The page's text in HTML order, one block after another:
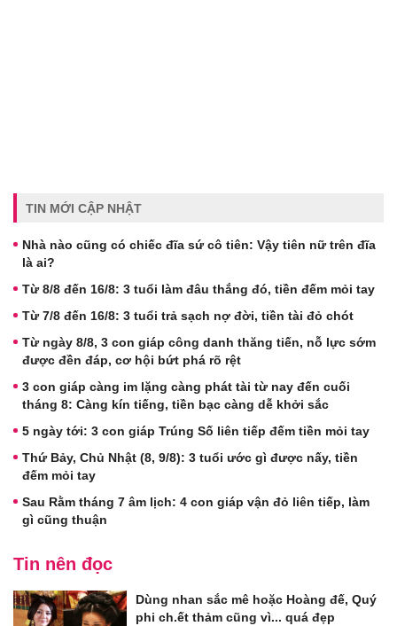
TIN MỚI CẬP NHẬT
Nhà nào cũng có chiếc đĩa sứ cô tiên: Vậy tiên nữ trên đĩa
là ai?
Từ 8/8 đến 16/8: 3 tuổi làm đâu thắng đó, tiền đếm mỏi tay
Từ 7/8 đến 16/8: 3 tuổi trả sạch nợ đời, tiền tài đỏ chót
Từ ngày 8/8, 3 con giáp công danh thăng tiến, nỗ lực sớm
được đền đáp, cơ hội bứt phá rõ rệt
3 con giáp càng im lặng càng phát tài từ nay đến cuối
tháng 8: Càng kín tiếng, tiền bạc càng dễ khởi sắc
5 ngày tới: 3 con giáp Trúng Số liên tiếp đếm tiền mỏi tay
Thứ Bảy, Chủ Nhật (8, 9/8): 3 tuổi ước gì được nấy, tiền
đếm mỏi tay
Sau Rằm tháng 7 âm lịch: 4 con giáp vận đỏ liên tiếp, làm
gì cũng thuận
Tin nên đọc
Dùng nhan sắc mê hoặc Hoàng đế, Quý
phi ch.ết thảm cũng vì... quá đẹp